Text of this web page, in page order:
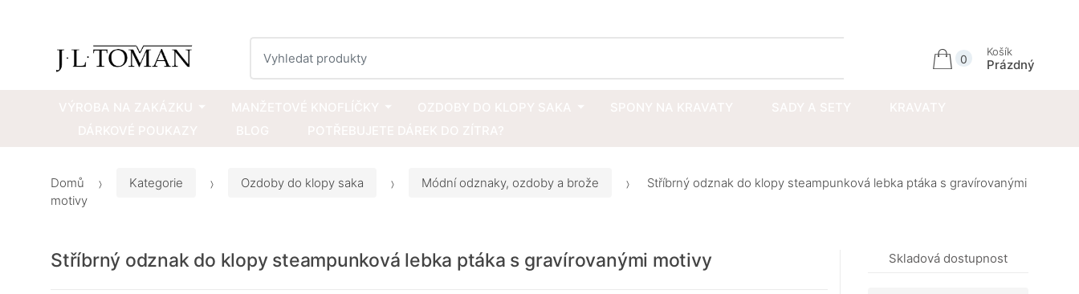
0
Košík
Prázdný
Domů Kategorie Ozdoby do klopy saka Módní odznaky, ozdoby a brože
Stříbrný odznak do klopy steampunková lebka ptáka s gravírovanými
motivy
Stříbrný odznak do klopy steampunková lebka ptáka s gravírovanými motivy Skladová dostupnost